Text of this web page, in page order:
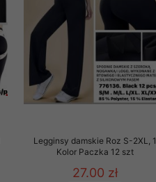
Legginsy damskie Roz S-2XL, 1
Kolor Paczka 12 szt
27.00 zł